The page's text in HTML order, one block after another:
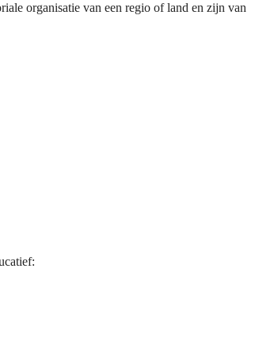
organisatie van een regio of land en zijn van